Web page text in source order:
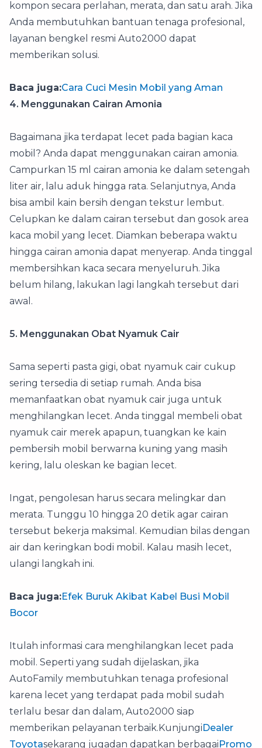
kompon secara perlahan, merata, dan satu arah. Jika
Anda membutuhkan bantuan tenaga profesional,
layanan bengkel resmi Auto2000 dapat
memberikan solusi.
Baca juga:Cara Cuci Mesin Mobil yang Aman
4. Menggunakan Cairan Amonia
Bagaimana jika terdapat lecet pada bagian kaca
mobil? Anda dapat menggunakan cairan amonia.
Campurkan 15 ml cairan amonia ke dalam setengah
liter air, lalu aduk hingga rata. Selanjutnya, Anda
bisa ambil kain bersih dengan tekstur lembut.
Celupkan ke dalam cairan tersebut dan gosok area
kaca mobil yang lecet. Diamkan beberapa waktu
hingga cairan amonia dapat menyerap. Anda tinggal
membersihkan kaca secara menyeluruh. Jika
belum hilang, lakukan lagi langkah tersebut dari
awal.
5. Menggunakan Obat Nyamuk Cair
Sama seperti pasta gigi, obat nyamuk cair cukup
sering tersedia di setiap rumah. Anda bisa
memanfaatkan obat nyamuk cair juga untuk
menghilangkan lecet. Anda tinggal membeli obat
nyamuk cair merek apapun, tuangkan ke kain
pembersih mobil berwarna kuning yang masih
kering, lalu oleskan ke bagian lecet.
Ingat, pengolesan harus secara melingkar dan
merata. Tunggu 10 hingga 20 detik agar cairan
tersebut bekerja maksimal. Kemudian bilas dengan
air dan keringkan bodi mobil. Kalau masih lecet,
ulangi langkah ini.
Baca juga:Efek Buruk Akibat Kabel Busi Mobil
Bocor
Itulah informasi cara menghilangkan lecet pada
mobil. Seperti yang sudah dijelaskan, jika
AutoFamily membutuhkan tenaga profesional
karena lecet yang terdapat pada mobil sudah
terlalu besar dan dalam, Auto2000 siap
memberikan pelayanan terbaik.Kunjungi Dealer
Toyotasekarang jugadan dapatkan berbagai Promo